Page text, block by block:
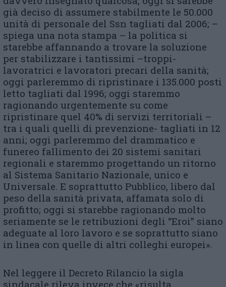
già deciso di assumere stabilmente le 50.000
unità di personale del Ssn tagliati dal 2006; –
spiega una nota stampa – la politica si
starebbe affannando a trovare la soluzione
per stabilizzare i tantissimi –troppi-
lavoratrici e lavoratori precari della sanità;
oggi parleremmo di ripristinare i 135.000 posti
letto tagliati dal 1996; oggi staremmo
ragionando urgentemente su come
ripristinare quel 40% di servizi territoriali –
tra i quali quelli di prevenzione- tagliati in 12
anni; oggi parleremmo del drammatico e
funereo fallimento dei 20 sistemi sanitari
regionali e staremmo progettando un ritorno
al Sistema Sanitario Nazionale, unico e
Universale. E soprattutto Pubblico, libero dal
peso della sanità privata, affamata solo di
profitto; oggi si starebbe ragionando molto
seriamente se le retribuzioni degli “Eroi” siano
adeguate al loro lavoro e se soprattutto siano
in linea con quelle di altri colleghi europei».
Nel leggere il Decreto Rilancio la sigla
sindacale rileva invece che «risulta